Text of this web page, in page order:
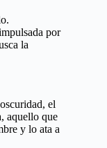
por
la
el
aquello que
y lo ata a